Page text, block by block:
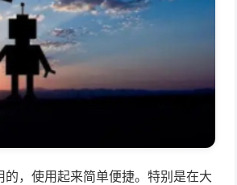
，使用起来简单便捷。特别是在大